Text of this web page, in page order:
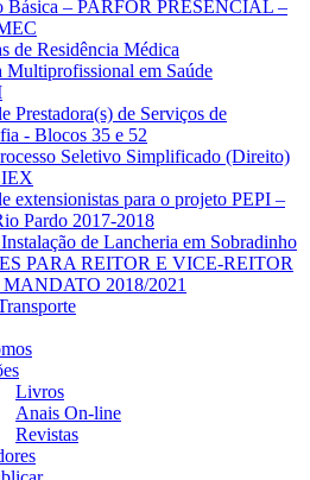
Básica – PARFOR PRESENCIAL –
de Residência Médica
Multiprofissional em Saúde
Prestadora(s) de Serviços de
- Blocos 35 e 52
Seletivo Simplificado (Direito)
extensionistas para o projeto PEPI –
Pardo 2017-2018
de Lancheria em Sobradinho
PARA REITOR E VICE-REITOR
2018/2021
Livros
Anais On-line
Revistas